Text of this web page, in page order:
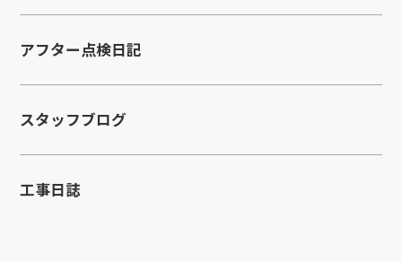
アフター点検日記
スタッフブログ
工事日誌